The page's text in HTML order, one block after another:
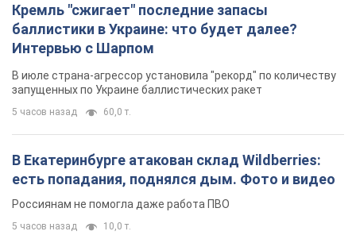
Кремль "сжигает" последние запасы
баллистики в Украине: что будет далее?
Интервью с Шарпом
В июле страна-агрессор установила "рекорд" по количеству
запущенных по Украине баллистических ракет
5 часов назад 60,0 т.
В Екатеринбурге атакован склад Wildberries:
есть попадания, поднялся дым. Фото и видео
Россиянам не помогла даже работа ПВО
5 часов назад 10,0 т.